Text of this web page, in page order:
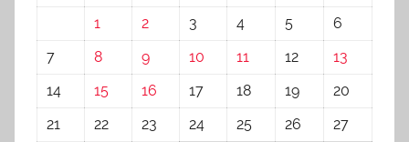
1
2 3 4 5
6
7
8 9 10 11 12
13
14
15 16 17 18 19
20
21
22 23 24 25 26
27